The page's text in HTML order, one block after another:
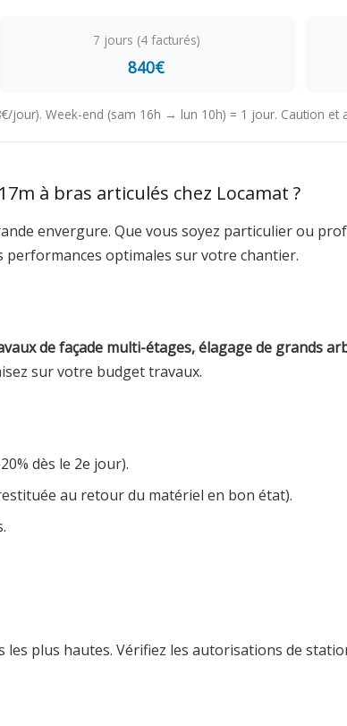
7 jours (4 facturés)
840€
jour). Week-end (sam 16h → lun 10h) = 1 jour. Caution et
à bras articulés chez Locamat ?
envergure. Que vous soyez particulier ou
optimales sur votre chantier.
de façade multi-étages, élagage de grands
sur votre budget travaux.
dès le 2e jour).
au retour du matériel en bon état).
plus hautes. Vérifiez les autorisations de